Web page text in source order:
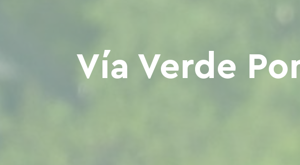
Vía Verde